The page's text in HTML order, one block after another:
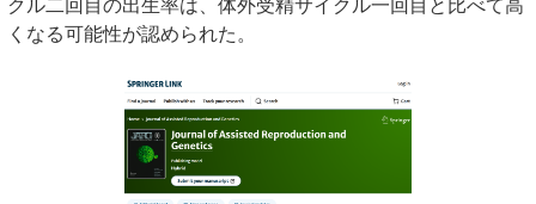
クル二回目の出生率は、体外受精サイクル一回目と比べて高
くなる可能性が認められた。